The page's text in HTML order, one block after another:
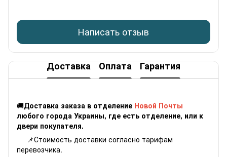
Написать отзыв
Доставка Оплата Гарантия
🚚Доставка заказа в отделение Новой Почты
любого города Украины, где есть отделение, или к
двери покупателя.
📌Стоимость доставки согласно тарифам
перевозчика.